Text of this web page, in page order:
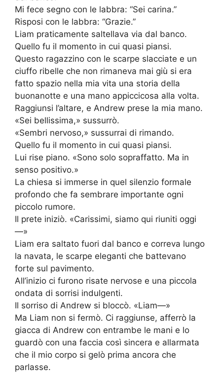
Mi fece segno con le labbra: “Sei carina.”
Risposi con le labbra: “Grazie.”
Liam praticamente saltellava via dal banco.
Quello fu il momento in cui quasi piansi.
Questo ragazzino con le scarpe slacciate e un
ciuffo ribelle che non rimaneva mai giù si era
fatto spazio nella mia vita una storia della
buonanotte e una mano appiccicosa alla volta.
Raggiunsi l’altare, e Andrew prese la mia mano.
«Sei bellissima,» sussurrò.
«Sembri nervoso,» sussurrai di rimando.
Quello fu il momento in cui quasi piansi.
Lui rise piano. «Sono solo sopraffatto. Ma in
senso positivo.»
La chiesa si immerse in quel silenzio formale
profondo che fa sembrare importante ogni
piccolo rumore.
Il prete iniziò. «Carissimi, siamo qui riuniti oggi
—»
Liam era saltato fuori dal banco e correva lungo
la navata, le scarpe eleganti che battevano
forte sul pavimento.
All’inizio ci furono risate nervose e una piccola
ondata di sorrisi indulgenti.
Il sorriso di Andrew si bloccò. «Liam—»
Ma Liam non si fermò. Ci raggiunse, afferrò la
giacca di Andrew con entrambe le mani e lo
guardò con una faccia così sincera e allarmata
che il mio corpo si gelò prima ancora che
parlasse.